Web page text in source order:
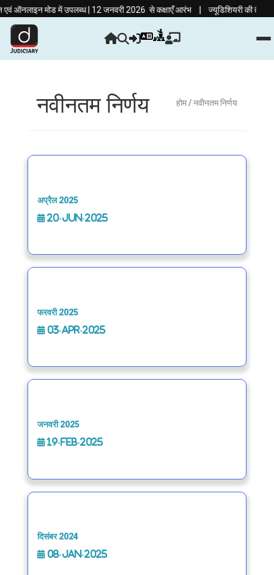
मोड में उपलब्ध | 12 जनवरी 2026 से कक्षाएँ आरंभ| ज्यूडिशियरी की तैयारी
नवीनतम निर्णय होम/ नवीनतम निर्णय
अप्रैल 2025
20-Jun-2025
फरवरी 2025
03-Apr-2025
जनवरी 2025
19-Feb-2025
दिसंबर 2024
08-Jan-2025